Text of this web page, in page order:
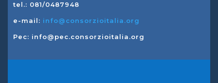
tel.: 081/0487948
e-mail: info@consorzioitalia.org
Pec: info@pec.consorzioitalia.org